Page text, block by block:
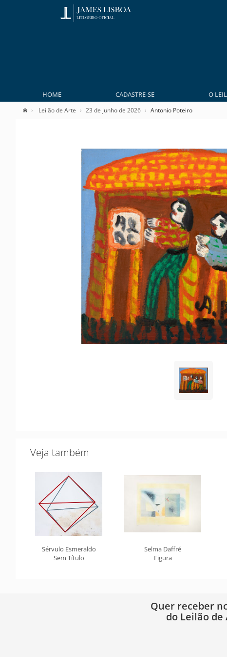
HOME CADASTRE-SE O
Leilão de Arte 23 de junho de 2026 Antonio Poteiro
Veja também
Sérvulo Esmeraldo
Sem Título
Selma Daffré
Figura
Quer receber
do Leilão de